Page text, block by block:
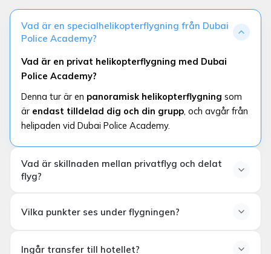
Vad är en specialhelikopterflygning från Dubai
Police Academy?
Vad är en privat helikopterflygning med Dubai
Police Academy?
Denna tur är en panoramisk helikopterflygning som
är endast tilldelad dig och din grupp, och avgår från
helipaden vid Dubai Police Academy.
Vad är skillnaden mellan privatflyg och delat
flyg?
delad flygning?
passagerare i helikoptern.
Vilka punkter ses under flygningen?
Ingår transfer till hotellet?